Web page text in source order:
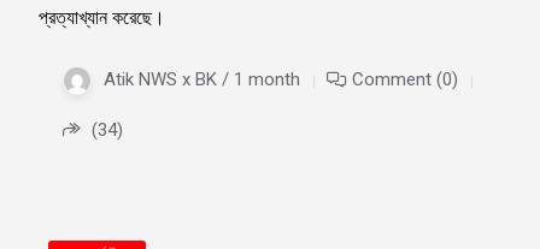
প্রত্যাখ্যান করেছে।
Atik NWS x BK / 1 month Comment (0)
(34)